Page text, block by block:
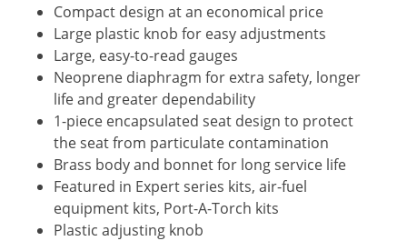
Compact design at an economical price
Large plastic knob for easy adjustments
Large, easy-to-read gauges
Neoprene diaphragm for extra safety, longer
life and greater dependability
1-piece encapsulated seat design to protect
the seat from particulate contamination
Brass body and bonnet for long service life
Featured in Expert series kits, air-fuel
equipment kits, Port-A-Torch kits
Plastic adjusting knob